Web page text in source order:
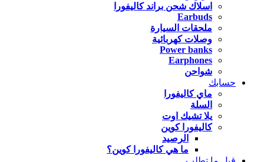
اسلاك شحن براند كاليفورا
Earbuds
ملحقات السيارة
وصلات كهربائية
Power banks
Earphones
شواحن
حسابك
ماي كاليفورا
السلة
يلا تشيك اوت
كاليفورا كوين
الرصيد
ما هي كاليفورا كوين؟